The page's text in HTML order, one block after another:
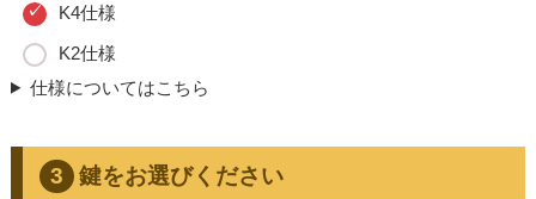
K4仕様
K2仕様
仕様についてはこちら
鍵をお選びください